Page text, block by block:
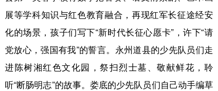
学术中国 乡村振兴 银龄 溯源中国
彩票 娱乐 时尚 悦读
公益 一带一路 亚太网 上市公司
展等学科知识与红色教育融合，再现红军长征途经安
化的场景，孩子们写下“新时代长征心愿卡”，许下“请
党放心，强国有我”的誓言。永州道县的少先队员们走
进陈树湘红色文化园，祭扫烈士墓、敬献鲜花，聆
听“断肠明志”的故事。娄底的少先队员们自己动手编草